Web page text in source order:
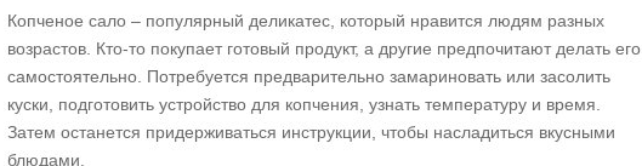
Копченое сало – популярный деликатес, который нравится людям разных
возрастов. Кто-то покупает готовый продукт, а другие предпочитают делать его
самостоятельно. Потребуется предварительно замариновать или засолить
куски, подготовить устройство для копчения, узнать температуру и время.
Затем останется придерживаться инструкции, чтобы насладиться вкусными
блюдами.